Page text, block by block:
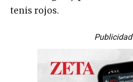
tenis rojos.
Publicidad